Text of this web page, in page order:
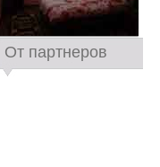
От партнеров